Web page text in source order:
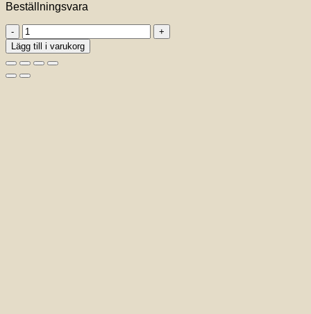
Beställningsvara
SIF
JAKOBS
-
ELLERA
TENNIS
Lägg till i varukorg